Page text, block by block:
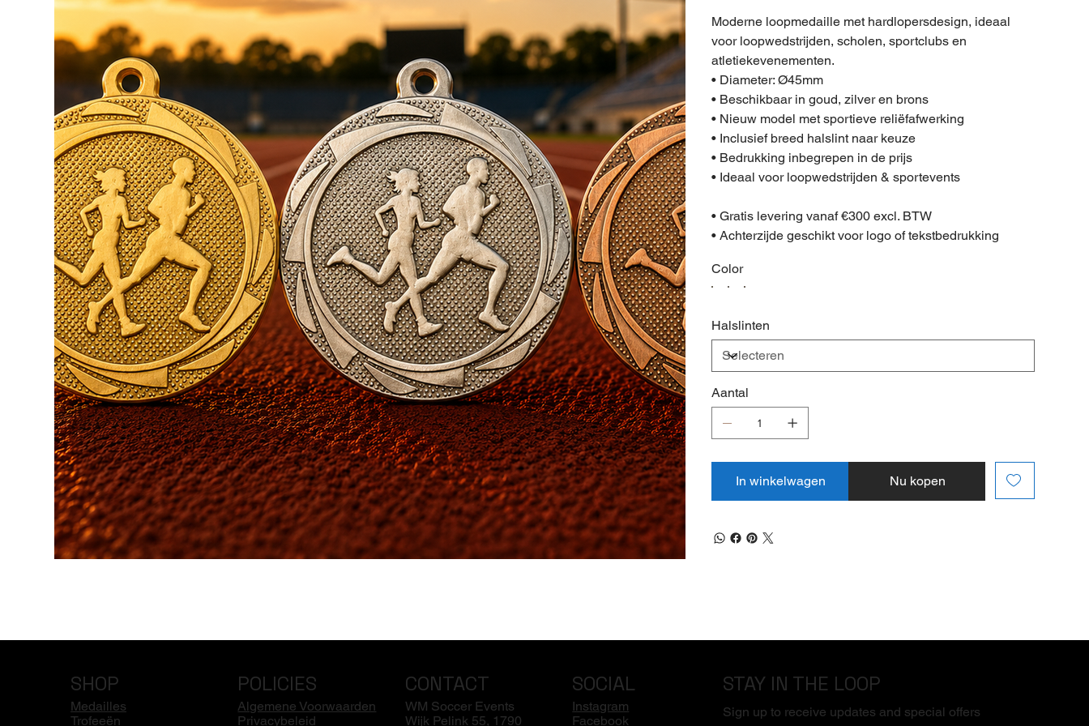
Moderne loopmedaille met hardlopersdesign, ideaal
voor loopwedstrijden, scholen, sportclubs en
atletiekevenementen.
• Diameter: Ø45mm
• Beschikbaar in goud, zilver en brons
• Nieuw model met sportieve reliëfafwerking
• Inclusief breed halslint naar keuze
• Bedrukking inbegrepen in de prijs
• Ideaal voor loopwedstrijden & sportevents
• Gratis levering vanaf €300 excl. BTW
• Achterzijde geschikt voor logo of tekstbedrukking
Color
Halslinten
Aantal
In winkelwagen Nu kopen
SHOP
Medailles
Trofeeën
POLICIES
Algemene Voorwaarden
Privacybeleid
CONTACT
WM Soccer Events
Wijk Pelink 55, 1790
SOCIAL
Instagram
Facebook
STAY IN THE LOOP
Sign up to receive updates and special offers